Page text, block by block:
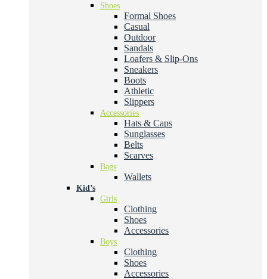
Shoes
Formal Shoes
Casual
Outdoor
Sandals
Loafers & Slip-Ons
Sneakers
Boots
Athletic
Slippers
Accessories
Hats & Caps
Sunglasses
Belts
Scarves
Bags
Wallets
Kid’s
Girls
Clothing
Shoes
Accessories
Boys
Clothing
Shoes
Accessories